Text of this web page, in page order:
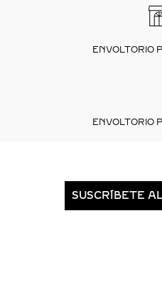
ENVOLTORIO
ENVOLTORIO
SUSCRÍBETE